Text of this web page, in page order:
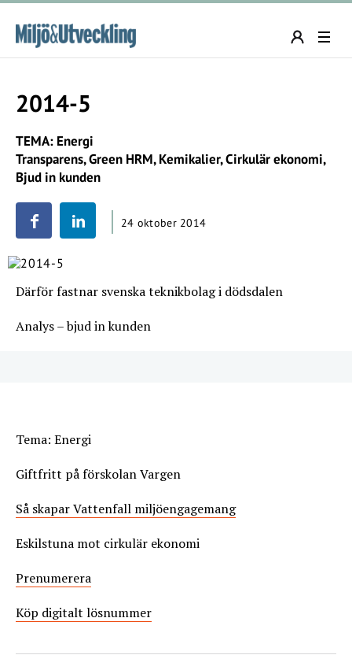
2014-5
TEMA: Energi
Transparens, Green HRM, Kemikalier, Cirkulär ekonomi,
Bjud in kunden
24 oktober 2014
Därför fastnar svenska teknikbolag i dödsdalen
Analys – bjud in kunden
Tema: Energi
Giftfritt på förskolan Vargen
Så skapar Vattenfall miljöengagemang
Eskilstuna mot cirkulär ekonomi
Prenumerera
Köp digitalt lösnummer